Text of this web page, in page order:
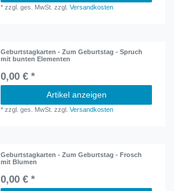
*zzgl. ges. MwSt. zzgl.Versandkosten
Geburtstagkarten - Zum Geburtstag - Spruch
mit bunten Elementen
0,00 € *
Artikel anzeigen
*zzgl. ges. MwSt. zzgl.Versandkosten
Geburtstagkarten - Zum Geburtstag - Frosch
mit Blumen
0,00 € *